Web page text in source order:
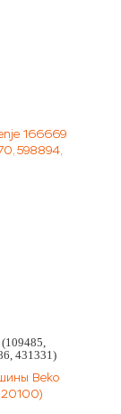
(109485,
431331)